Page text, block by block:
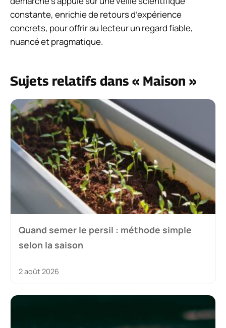
constante, enrichie de retours d’expérience
concrets, pour offrir au lecteur un regard fiable,
nuancé et pragmatique.
Sujets relatifs dans « Maison »
Quand semer le persil : méthode simple
selon la saison
2 août 2026